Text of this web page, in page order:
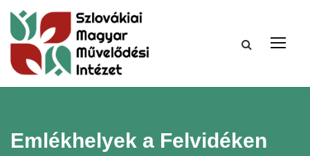
Emlékhelyek a Felvidéken